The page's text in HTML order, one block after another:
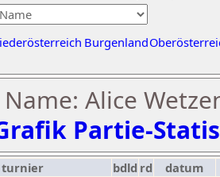
Burgenland
Alice
Partie-
turnier bdld rd
datum